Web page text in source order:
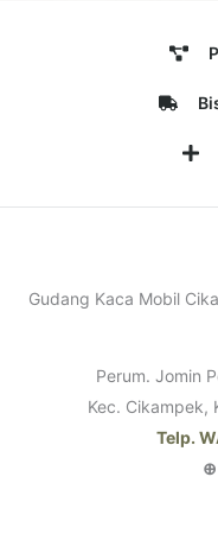
Gudang Kaca Mobil
Perum. Jomin
Kec. Cikampek,
Telp.
⊕